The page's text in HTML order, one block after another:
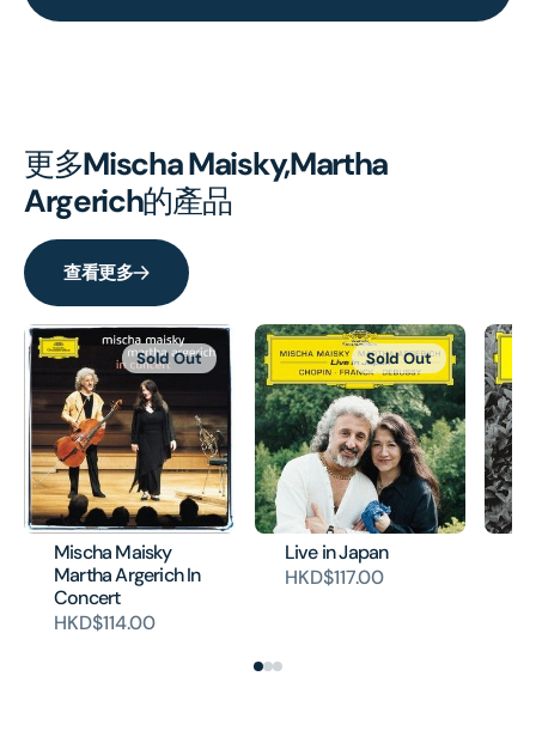
更多Mischa Maisky,Martha
Argerich的產品
查看更多
Mischa Maisky
Martha Argerich In
Concert
HKD$114.00
Sold Out
Live in Japan
HKD$117.00
Sold Out